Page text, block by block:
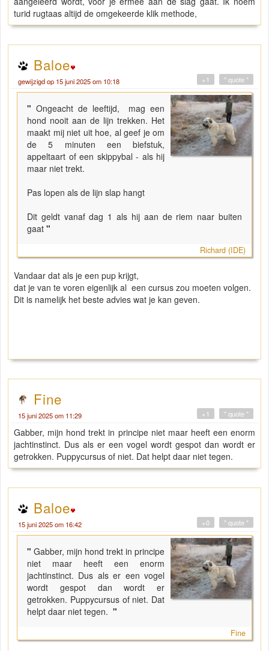
turid rugtaas altijd de omgekeerde klik methode,
Baloe
gewijzigd op 15 juni 2025 om 10:18 " quote "
+1
" Ongeacht de leeftijd, mag een
hond nooit aan de lijn trekken. Het
maakt mij niet uit hoe, al geef je om
de 5 minuten een biefstuk,
appeltaart of een skippybal - als hij
maar niet trekt.
Pas lopen als de lijn slap hangt
Dit geldt vanaf dag 1 als hij aan de riem naar buiten
gaat "
Richard (IDE)
Vandaar dat als je een pup krijgt,
dat je van te voren eigenlijk al een cursus zou moeten volgen.
Dit is namelijk het beste advies wat je kan geven.
Fine
15 juni 2025 om 11:29 " quote "
+1
Gabber, mijn hond trekt in principe niet maar heeft een enorm
jachtinstinct. Dus als er een vogel wordt gespot dan wordt er
getrokken. Puppycursus of niet. Dat helpt daar niet tegen.
Baloe
15 juni 2025 om 16:42 " quote "
+0
"Gabber, mijn hond trekt in principe
niet maar heeft een enorm
jachtinstinct. Dus als er een vogel
wordt gespot dan wordt er
getrokken. Puppycursus of niet. Dat
helpt daar niet tegen. "
Fine